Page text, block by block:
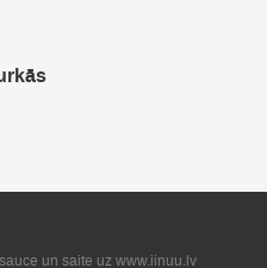
un saite uz www.iinuu.lv